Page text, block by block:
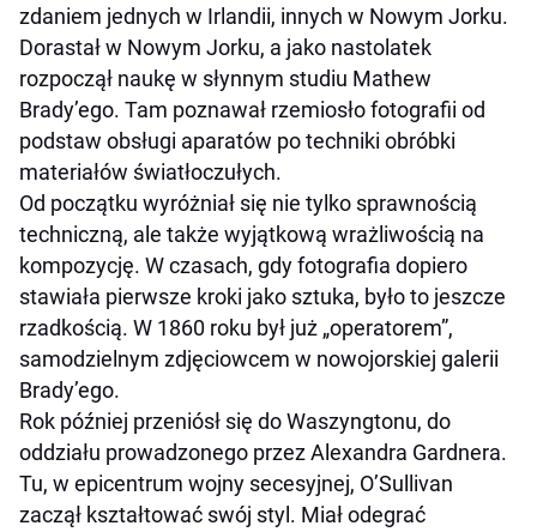
zdaniem jednych w Irlandii, innych w Nowym Jorku.
Dorastał w Nowym Jorku, a jako nastolatek
rozpoczął naukę w słynnym studiu Mathew
Brady’ego. Tam poznawał rzemiosło fotografii od
podstaw obsługi aparatów po techniki obróbki
materiałów światłoczułych.
Od początku wyróżniał się nie tylko sprawnością
techniczną, ale także wyjątkową wrażliwością na
kompozycję. W czasach, gdy fotografia dopiero
stawiała pierwsze kroki jako sztuka, było to jeszcze
rzadkością. W 1860 roku był już „operatorem”,
samodzielnym zdjęciowcem w nowojorskiej galerii
Brady’ego.
Rok później przeniósł się do Waszyngtonu, do
oddziału prowadzonego przez Alexandra Gardnera.
Tu, w epicentrum wojny secesyjnej, O’Sullivan
zaczął kształtować swój styl. Miał odegrać